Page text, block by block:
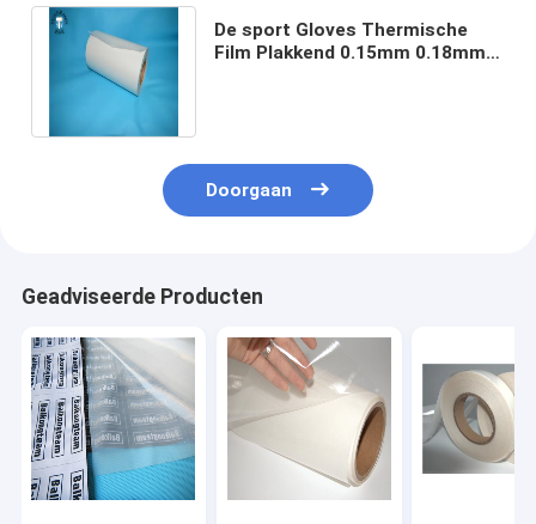
De sport Gloves Thermische
Film Plakkend 0.15mm 0.18mm
Doorgaan
Geadviseerde Producten